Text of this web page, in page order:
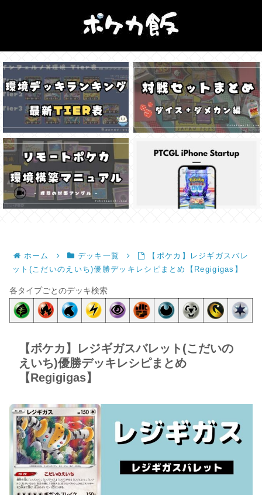
ホーム デッキ一覧
【ポケカ】レジギガスバレ
ット(こだいのえいち)優勝デッキレシピまとめ【Regigigas】
各タイプごとのデッキ検索
【ポケカ】レジギガスバレット(こだいの
えいち)優勝デッキレシピまとめ
【Regigigas】